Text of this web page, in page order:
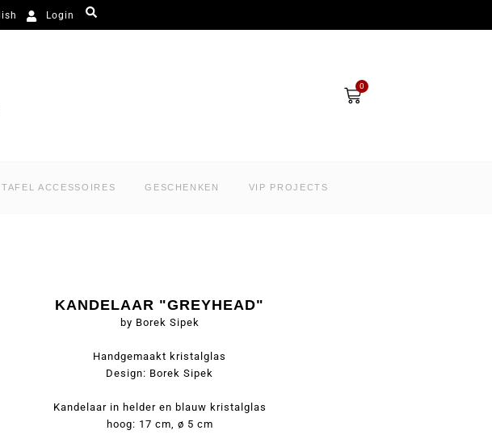
Login
0
Winkelwagen
TAFEL ACCESSOIRES GESCHENKEN VIP PROJECTS
KANDELAAR "GREYHEAD"
by Borek Sipek
Handgemaakt kristalglas
Design: Borek Sipek
Kandelaar in helder en blauw kristalglas
hoog: 17 cm, ø 5 cm